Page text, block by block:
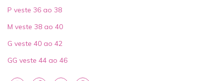
P veste 36 ao 38
M veste 38 ao 40
G veste 40 ao 42
GG veste 44 ao 46